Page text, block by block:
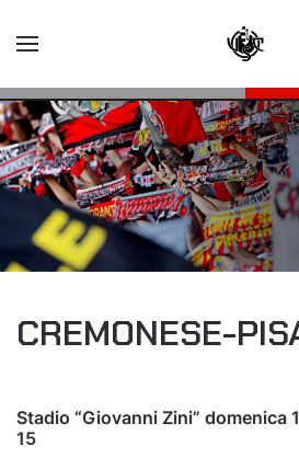
CREMONESE-
Stadio “Giovanni Zini” domenica
15